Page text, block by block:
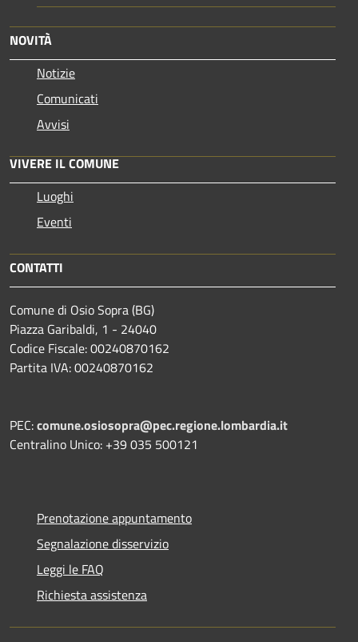
NOVITÀ
Notizie
Comunicati
Avvisi
VIVERE IL COMUNE
Luoghi
Eventi
CONTATTI
Comune di Osio Sopra (BG)
Piazza Garibaldi, 1 - 24040
Codice Fiscale: 00240870162
Partita IVA: 00240870162
PEC:comune.osiosopra@pec.regione.lombardia.it
Centralino Unico: +39 035 500121
Prenotazione appuntamento
Segnalazione disservizio
Leggi le FAQ
Richiesta assistenza